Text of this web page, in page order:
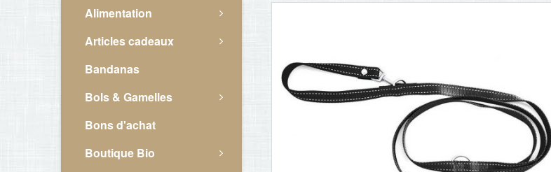
Alimentation
Articles cadeaux
Bandanas
Bols & Gamelles
Bons d'achat
Boutique Bio